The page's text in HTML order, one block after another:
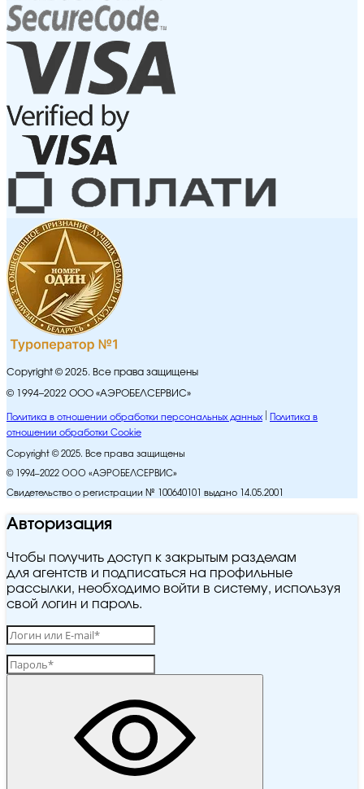
Copyright © 2025. Все права защищены
© 1994–2022 ООО «АЭРОБЕЛСЕРВИС»
Политика в отношении обработки персональных данных
Политика в
отношении обработки Cookie
Copyright © 2025. Все права защищены
© 1994–2022 ООО «АЭРОБЕЛСЕРВИС»
Свидетельство о регистрации № 100640101 выдано 14.05.2001
Авторизация
Чтобы получить доступ к закрытым разделам
для агентств и подписаться на профильные
рассылки, необходимо войти в систему, используя
свой логин и пароль.